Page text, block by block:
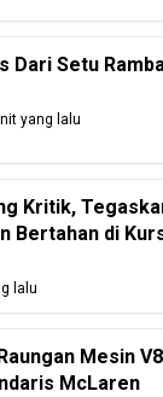
Dari Setu
yang lalu
Kritik,
Bertahan di
lalu
Mesin
McLaren